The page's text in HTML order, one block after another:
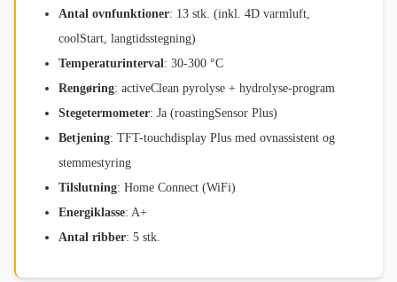
Antal ovnfunktioner: 13 stk. (inkl. 4D varmluft,
coolStart, langtidsstegning)
Temperaturinterval: 30-300 °C
Rengøring: activeClean pyrolyse + hydrolyse-program
Stegetermometer: Ja (roastingSensor Plus)
Betjening: TFT-touchdisplay Plus med ovnassistent og
stemmestyring
Tilslutning: Home Connect (WiFi)
Energiklasse: A+
Antal ribber: 5 stk.